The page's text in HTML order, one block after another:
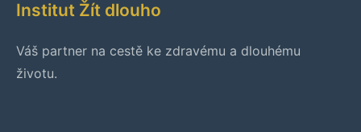
Institut Žít dlouho
Váš partner na cestě ke zdravému a dlouhému
životu.